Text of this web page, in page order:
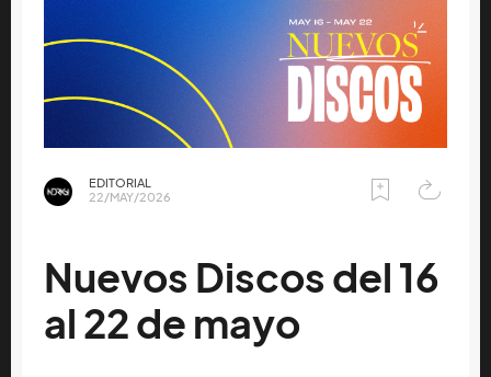
EDITORIAL
22/MAY/2026
Nuevos Discos del 16
al 22 de mayo